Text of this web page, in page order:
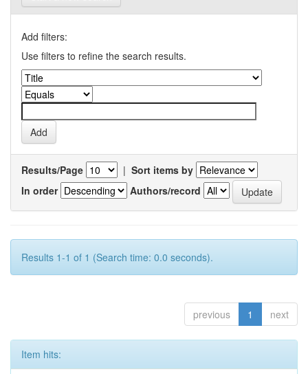
Add filters:
Use filters to refine the search results.
Results/Page | Sort items by
In order
Authors/record
Results 1-1 of 1 (Search time: 0.0 seconds).
previous 1 next
Item hits: